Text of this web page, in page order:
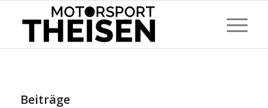
Beiträge